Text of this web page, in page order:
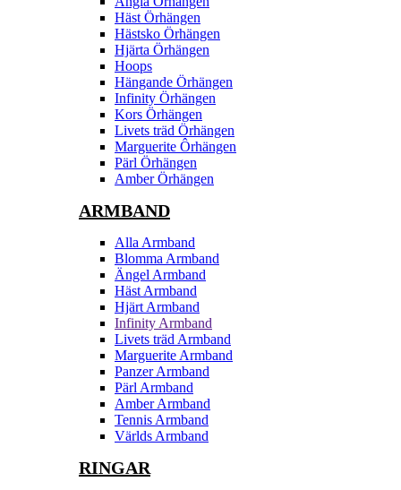
Häst Örhängen
Hästsko Örhängen
Hjärta Örhängen
Hoops
Hängande Örhängen
Infinity Örhängen
Kors Örhängen
Livets träd Örhängen
Marguerite Ôrhängen
Pärl Örhängen
Amber Örhängen
ARMBAND
Alla Armband
Blomma Armband
Ängel Armband
Häst Armband
Hjärt Armband
Infinity Armband
Livets träd Armband
Marguerite Armband
Panzer Armband
Pärl Armband
Amber Armband
Tennis Armband
Världs Armband
RINGAR